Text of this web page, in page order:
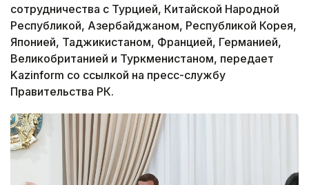
сотрудничества с Турцией, Китайской Народной
Республикой, Азербайджаном, Республикой Корея,
Японией, Таджикистаном, Францией, Германией,
Великобританией и Туркменистаном, передает
Kazinform со ссылкой на пресс-службу
Правительства РК.